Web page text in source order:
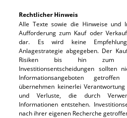
Rechtlicher Hinweis
Alle Texte sowie die Hinweise und
Aufforderung zum Kauf oder
dar. Es wird keine
Anlagestrategie abgegeben. Der
Risiken bis hin zum
Investitionsentscheidungen sollten
Informationsangeboten
übernehmen keinerlei
und Verluste, die durch
Informationen entstehen.
nach ihrer eigenen Recherche